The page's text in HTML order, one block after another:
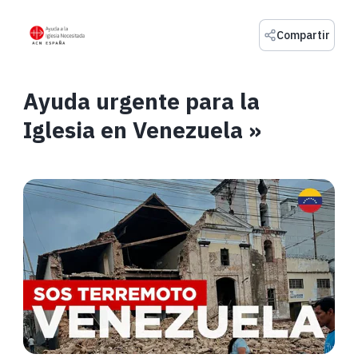
Compartir
Ayuda urgente para la
Iglesia en Venezuela »